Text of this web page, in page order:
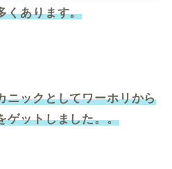
くあります。
ニックとしてワーホリから
ゲットしました。。